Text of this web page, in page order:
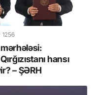
1256
hansı
– ŞƏRH